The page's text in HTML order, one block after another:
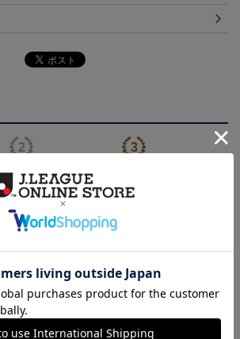
NEW
徳島ヴォルティス ピカ
チュウ タオルマフラー
2,500円
2026/27オーセンティッ
会員特典